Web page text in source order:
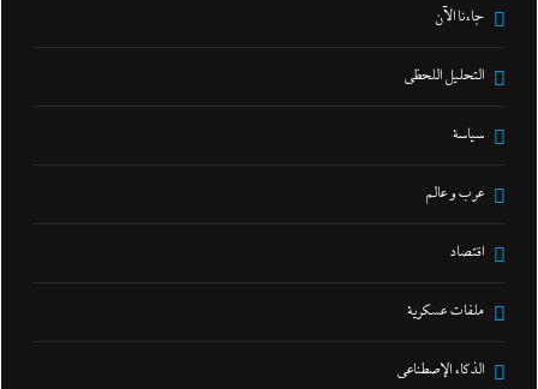
جاءنا الآن
التحليل اللحظي
سياسة
عرب و عالم
اقتصاد
ملفات عسكرية
الذكاء الإصطناعي